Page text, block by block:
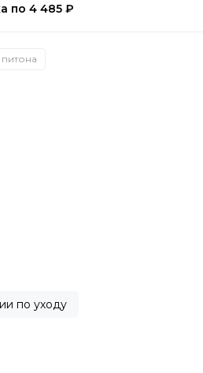
по 4 485 ₽
по уходу